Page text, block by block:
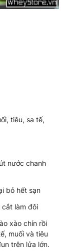
tiêu, sa tế,
nước chanh
bỏ hết sạn
cắt làm đôi
xào chín rồi
muối và tiêu
trên lửa lớn.